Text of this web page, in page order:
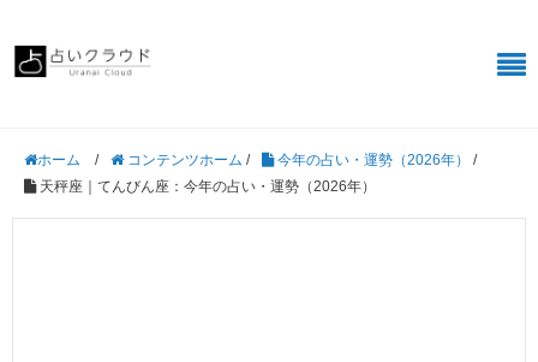
ホーム / コンテンツホーム / 今年の占い・運勢（2026年）
/
天秤座｜てんびん座：今年の占い・運勢（2026年）